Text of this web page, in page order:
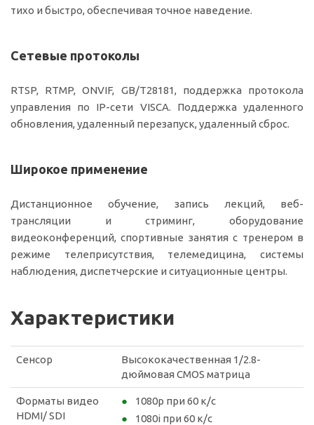
тихо и быстро, обеспечивая точное наведение.
Сетевые протоколы
RTSP, RTMP, ONVIF, GB/T28181, поддержка протокола
управления по IP-сети VISCA. Поддержка удаленного
обновления, удаленный перезапуск, удаленный сброс.
Широкое применение
Дистанционное обучение, запись лекций, веб-
трансляции и стриминг, оборудование
видеоконференций, спортивные занятия с тренером в
режиме телеприсутствия, телемедицина, системы
наблюдения, диспетчерские и ситуационные центры.
Характеристики
Сенсор
Высококачественная 1/2.8-
дюймовая CMOS матрица
Форматы видео
HDMI/ SDI
1080p при 60 к/с
1080i при 60 к/с